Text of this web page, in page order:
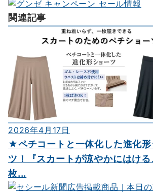
ゲ
ー
ョ
ン
関連記事
2026年4月17日
★ペチコートと一体化した進化
ツ！『スカートが涼やかにはける
枚...